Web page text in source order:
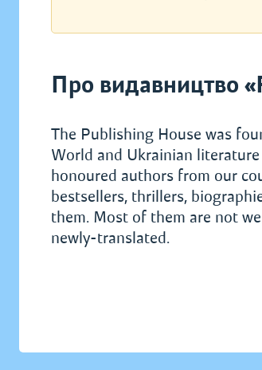
Про видавництво
The Publishing House was
World and Ukrainian
honoured authors from our
bestsellers, thrillers,
them. Most of them are not
newly-translated.